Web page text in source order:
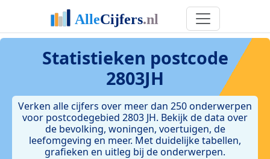
Statistieken postcode
2803JH
Verken alle cijfers over meer dan 250 onderwerpen
voor postcodegebied 2803 JH. Bekijk de data over
de bevolking, woningen, voertuigen, de
leefomgeving en meer. Met duidelijke tabellen,
grafieken en uitleg bij de onderwerpen.